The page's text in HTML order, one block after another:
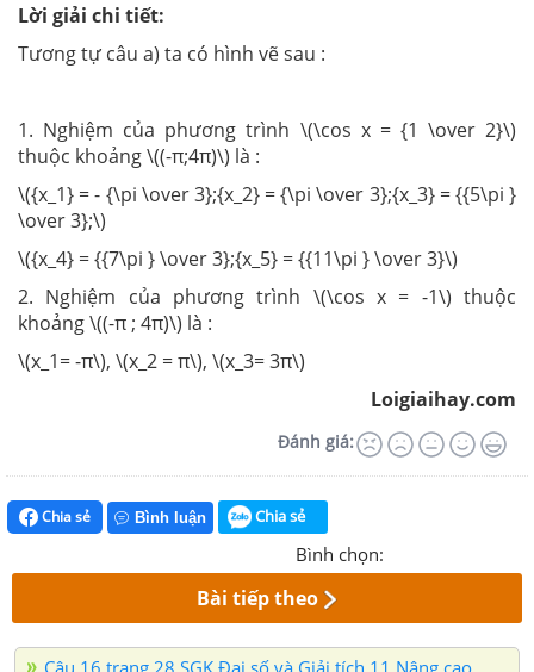
Lời giải chi tiết:
Tương tự câu a) ta có hình vẽ sau :
1. Nghiệm của phương trình \(\cos x = {1 \over 2}\)
thuộc khoảng \((-π;4π)\) là :
\({x_1} = - {\pi \over 3};{x_2} = {\pi \over 3};{x_3} = {{5\pi }
\over 3};\)
\({x_4} = {{7\pi } \over 3};{x_5} = {{11\pi } \over 3}\)
2. Nghiệm của phương trình \(\cos x = -1\) thuộc
khoảng \((-π ; 4π)\) là :
\(x_1= -π\), \(x_2 = π\), \(x_3= 3π\)
Loigiaihay.com
Đánh giá:
Chia sẻ Bình luận Chia sẻ
Bình chọn:
Bài tiếp theo